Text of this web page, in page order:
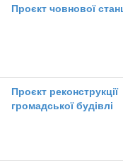
Проєкт човнової
Проєкт реконструкції
громадської будівлі